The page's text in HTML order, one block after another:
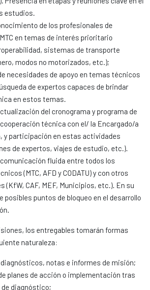
estudios.
de los profesionales de
en temas de interés prioritario
sistemas de transporte
modos no motorizados, etc.);
necesidades de apoyo en temas técnicos
de expertos capaces de brindar
en estos temas.
del cronograma y programa de
técnica con el/ la Encargado/a
y participación en estas actividades
de expertos, viajes de estudio, etc.).
fluida entre todos los
(MTC, AFD y CODATU) y con otros
(KfW, CAF, MEF, Municipios, etc.). En su
posibles puntos de bloqueo en el desarrollo
los entregables tomarán formas
naturaleza:
notas e informes de misión;
planes de acción o implementación tras
diagnóstico;